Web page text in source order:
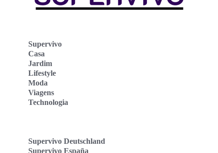
Supervivo
Casa
Jardim
Lifestyle
Moda
Viagens
Technologia
Supervivo Deutschland
Supervivo España